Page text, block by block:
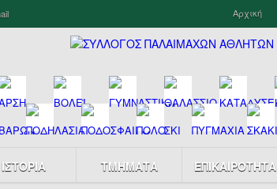
Αρχική
ΙΣΤΟΡΙΑ ΤΜΗΜΑΤΑ ΕΠΙΚΑΙΡΟΤΗΤΑ